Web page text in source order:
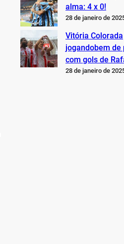
alma: 4 x 0!
28 de janeiro de
Vitória Colorada
jogandobem de
com gols de
28 de janeiro de